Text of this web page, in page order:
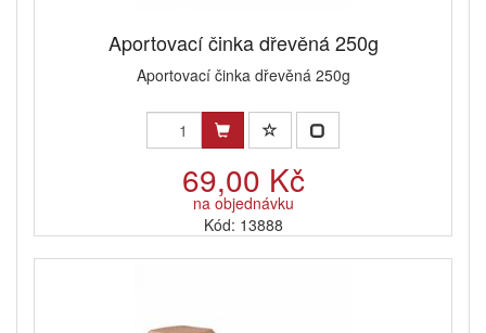
Aportovací činka dřevěná 250g
Aportovací činka dřevěná 250g
69,00 Kč
na objednávku
Kód: 13888